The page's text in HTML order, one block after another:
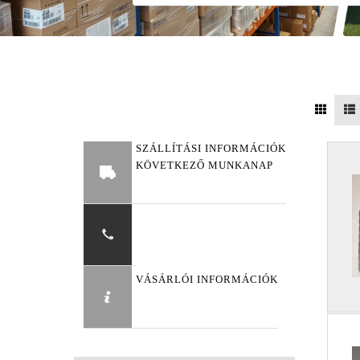
SZÁLLÍTÁSI INFORMÁCIÓK
KÖVETKEZŐ MUNKANAP
VÁSÁRLÓI INFORMÁCIÓK